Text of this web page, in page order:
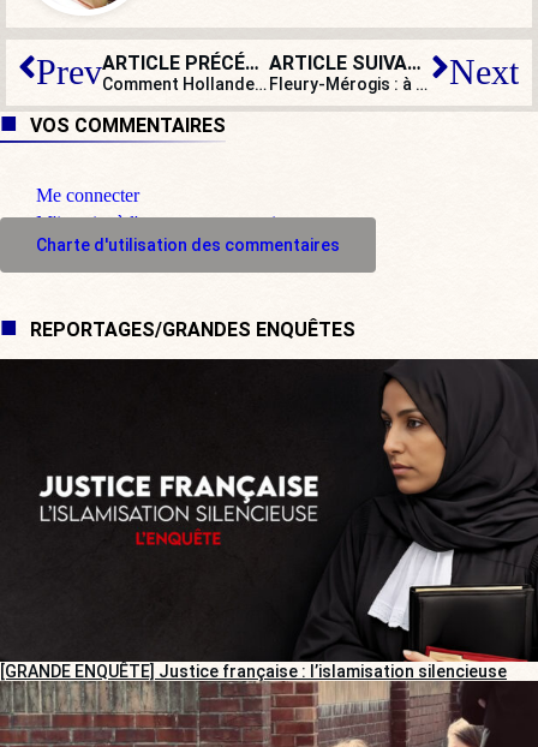
Prev ARTICLE PRÉCÉDENT
Comment Hollande peut gagner l’élection présidentielle sans y participer
ARTICLE SUIVANT
Fleury-Mérogis : à quand une véritable politique pénale et carcérale en France ? Next
VOS COMMENTAIRES
Me connecter
M'inscrire à l'espace commentaire
Charte d'utilisation des commentaires
REPORTAGES/GRANDES ENQUÊTES
[GRANDE ENQUÊTE] Justice française : l’islamisation silencieuse